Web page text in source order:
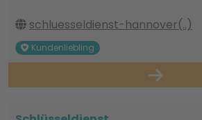
schluesseldienst-hannover(..)
Kundenliebling